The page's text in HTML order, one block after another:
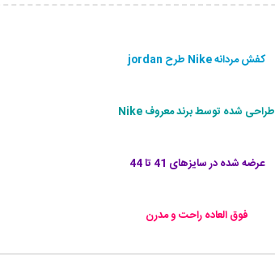
کفش مردانه Nike طرح jordan
طراحی شده توسط برند معروف Nike
عرضه شده در سایزهای 41 تا 44
فوق العاده راحت و مدرن